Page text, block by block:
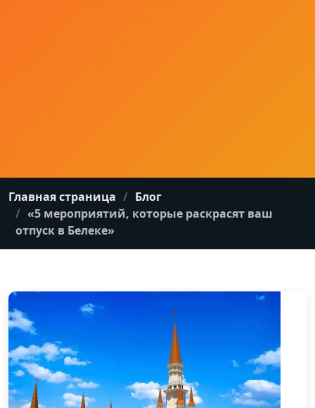
Главная страница
Блог
«5 мероприятий, которые раскрасят ваш
отпуск в Белеке»